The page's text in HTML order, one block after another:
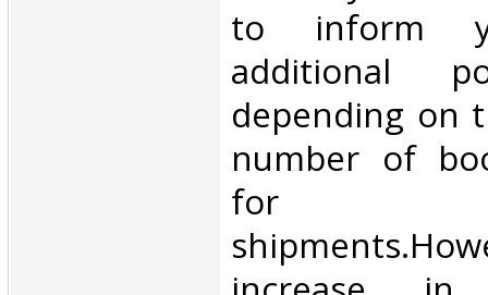
to inform
additional
depending on
number of
for